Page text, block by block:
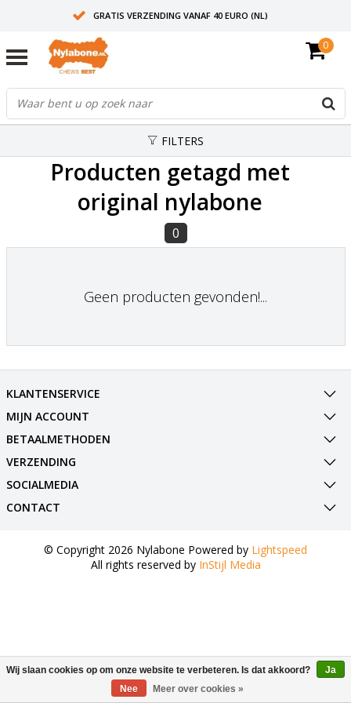
GRATIS VERZENDING VANAF 40 EURO (NL)
0
FILTERS
Producten getagd met
original nylabone
0
Geen producten gevonden!...
KLANTENSERVICE
MIJN ACCOUNT
BETAALMETHODEN
VERZENDING
SOCIALMEDIA
CONTACT
© Copyright 2026 Nylabone Powered by Lightspeed
All rights reserved by InStijl Media
Wij slaan cookies op om onze website te verbeteren. Is dat akkoord?
Ja
Nee
Meer over cookies »